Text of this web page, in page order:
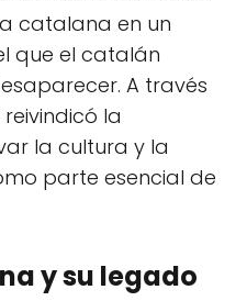
catalana en un
que el catalán
A través
la
la cultura y la
parte esencial de
y su legado